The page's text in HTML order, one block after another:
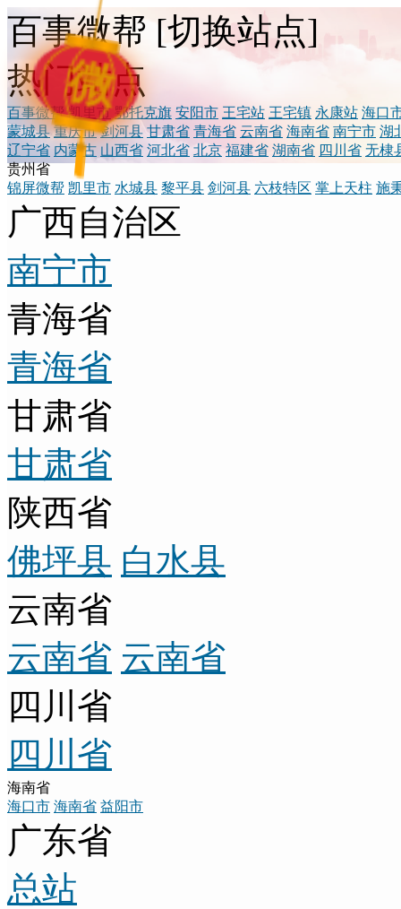
百事微帮 [切换站点]
热门站点
百事微帮 凯里市 鄂托克旗 安阳市 王宅站 王宅镇 永康站 海口
蒙城县 重庆市 剑河县 甘肃省 青海省 云南省 海南省 南宁市 湖
辽宁省 内蒙古 山西省 河北省 北京 福建省 湖南省 四川省 无棣
贵州省
锦屏微帮 凯里市 水城县 黎平县 剑河县 六枝特区 掌上天柱 施
广西自治区
南宁市
青海省
青海省
甘肃省
甘肃省
陕西省
佛坪县 白水县
云南省
云南省 云南省
四川省
四川省
海南省
海口市 海南省 益阳市
广东省
总站
微